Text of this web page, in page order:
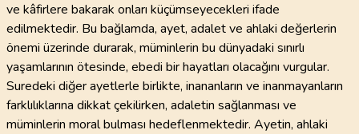
ve kâfirlere bakarak onları küçümseyecekleri ifade
edilmektedir. Bu bağlamda, ayet, adalet ve ahlaki değerlerin
önemi üzerinde durarak, müminlerin bu dünyadaki sınırlı
yaşamlarının ötesinde, ebedi bir hayatları olacağını vurgular.
Suredeki diğer ayetlerle birlikte, inananların ve inanmayanların
farklılıklarına dikkat çekilirken, adaletin sağlanması ve
müminlerin moral bulması hedeflenmektedir. Ayetin, ahlaki